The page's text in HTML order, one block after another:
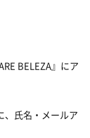
BELEZA』にア
氏名・メールア